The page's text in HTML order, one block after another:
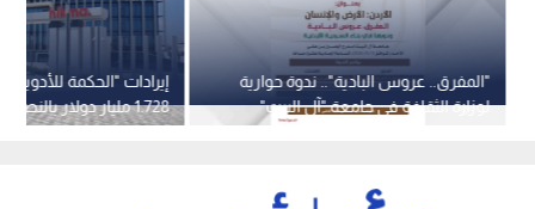
إيرادات "الحكمة للأدوية"
1.728 مليار دولار بالنصف الأول
"المفرق.. عروس البادية".. ندوة حوارية
لوزارة الثقافة في جامعة "آل البيت"